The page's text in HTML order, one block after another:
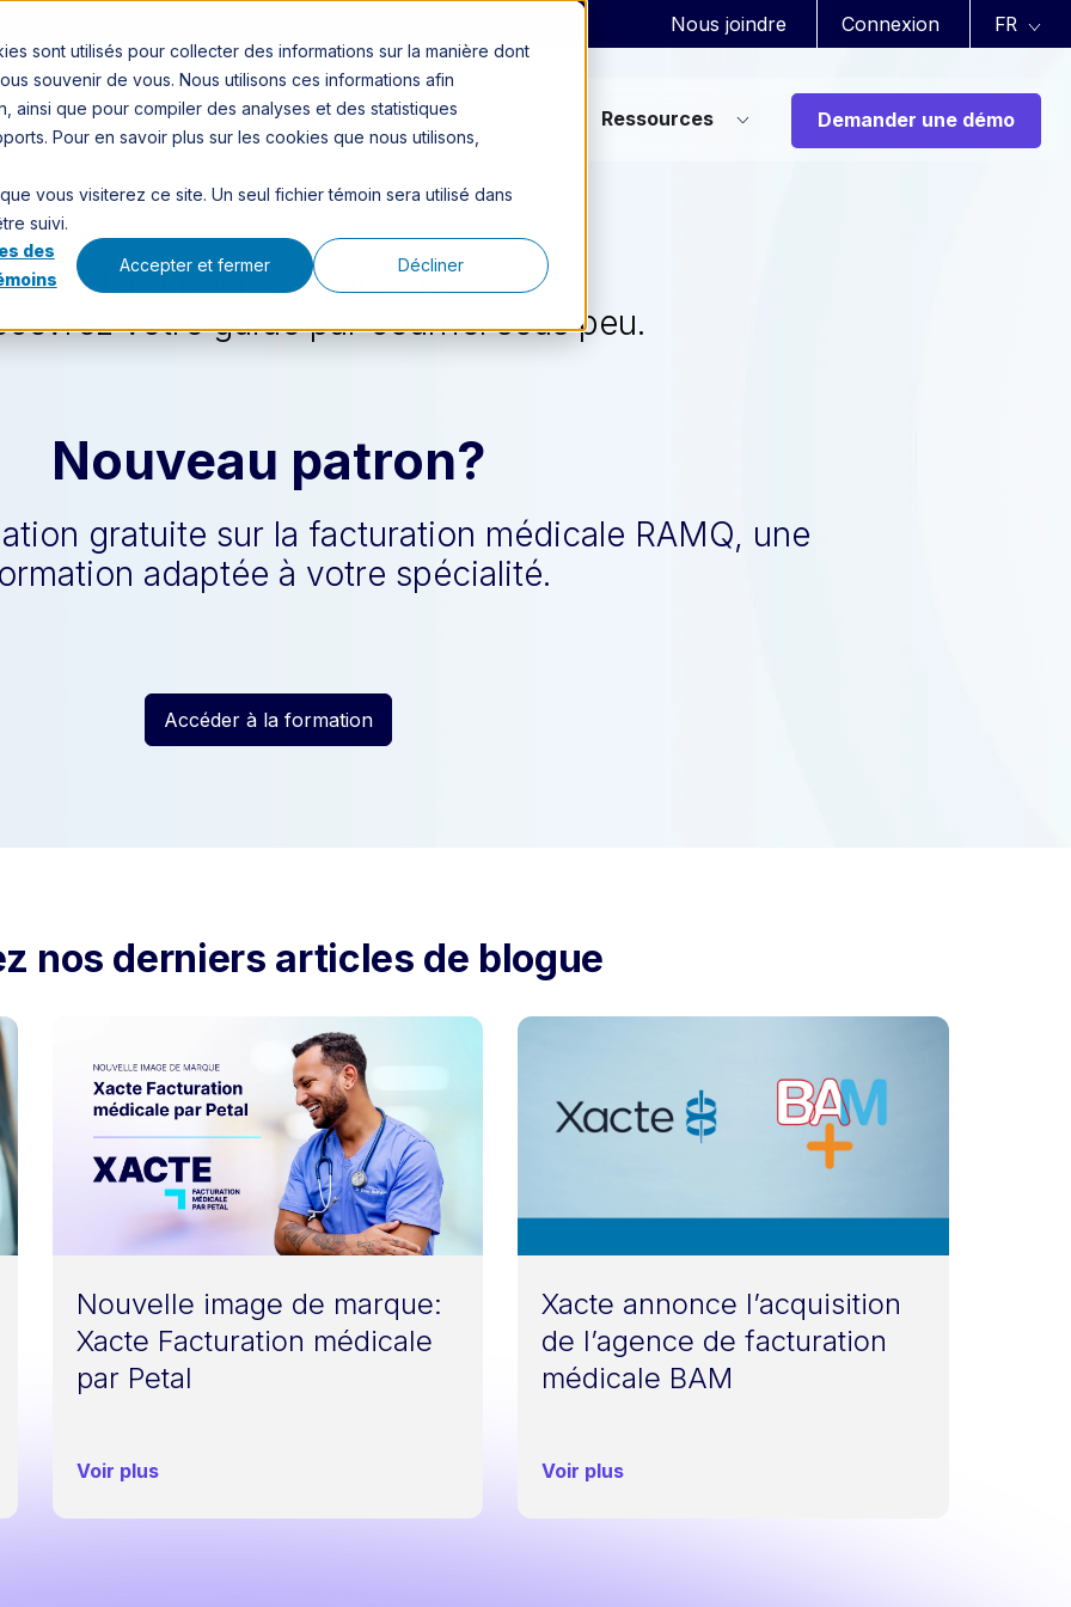
sont utilisés pour collecter des informations sur la manière dont
souvenir de vous. Nous utilisons ces informations afin
que pour compiler des analyses et des statistiques
Pour en savoir plus sur les cookies que nous utilisons,
vous visiterez ce site. Un seul fichier témoin sera utilisé dans
suivi.
des
Accepter et fermer Décliner
Nous joindre Connexion
Solutions Plans Résidents Ressources Demander une démo
Merci pour votre intérêt.
votre guide par courriel sous peu.
Nouveau patron?
gratuite sur la facturation médicale RAMQ, une
adaptée à votre spécialité.
Accéder à la formation
nos derniers articles de blogue
Nouvelle image de marque:
Xacte Facturation médicale
par Petal
Voir plus
Xacte annonce l’acquisition
de l’agence de facturation
médicale BAM
Voir plus